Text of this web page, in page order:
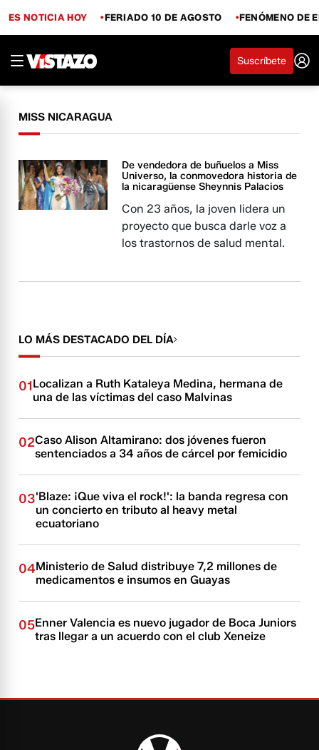
ES NOTICIA HOY FERIADO 10 DE AGOSTO FENÓMENO DE
Suscríbete
MISS NICARAGUA
De vendedora de buñuelos a Miss
Universo, la conmovedora historia de
la nicaragüense Sheynnis Palacios
Con 23 años, la joven lidera un
proyecto que busca darle voz a
los trastornos de salud mental.
LO MÁS DESTACADO DEL DÍA
01Localizan a Ruth Kataleya Medina, hermana de
una de las víctimas del caso Malvinas
02Caso Alison Altamirano: dos jóvenes fueron
sentenciados a 34 años de cárcel por femicidio
03'Blaze: ¡Que viva el rock!': la banda regresa con
un concierto en tributo al heavy metal
ecuatoriano
04Ministerio de Salud distribuye 7,2 millones de
medicamentos e insumos en Guayas
05Enner Valencia es nuevo jugador de Boca Juniors
tras llegar a un acuerdo con el club Xeneize